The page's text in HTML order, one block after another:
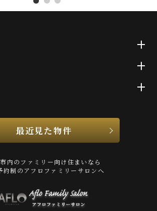
最近見た物件
内のファミリー向け住まいなら
約制のアフロファミリーサロンへ